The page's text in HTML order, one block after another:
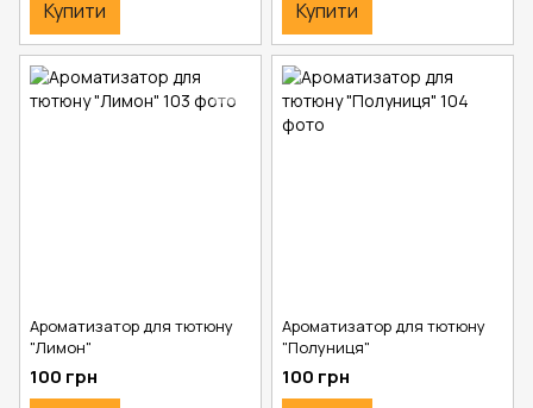
Купити Купити
Ароматизатор для тютюну
"Лимон"
100 грн
Ароматизатор для тютюну
"Полуниця"
100 грн